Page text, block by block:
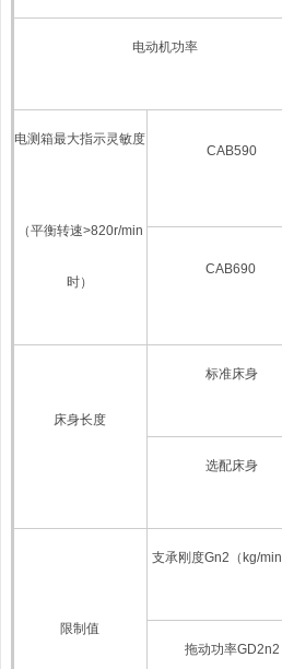
电动机功率
电测箱最大指示灵敏度
（平衡转速>820r/min
时）
CAB590
CAB690
床身长度
标准床身
选配床身
限制值
支承刚度Gn2 （ kg/min
拖动功率GD2n2